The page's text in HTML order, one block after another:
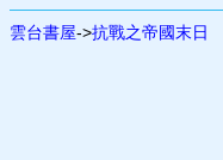
雲台書屋->抗戰之帝國末日